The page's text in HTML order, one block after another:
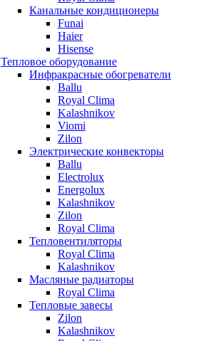
Канальные кондиционеры
Funai
Haier
Hisense
Тепловое оборудование
Инфракрасные обогреватели
Ballu
Royal Clima
Kalashnikov
Viomi
Zilon
Электрические конвекторы
Ballu
Electrolux
Energolux
Kalashnikov
Zilon
Royal Clima
Тепловентиляторы
Royal Clima
Kalashnikov
Масляные радиаторы
Royal Clima
Тепловые завесы
Zilon
Kalashnikov